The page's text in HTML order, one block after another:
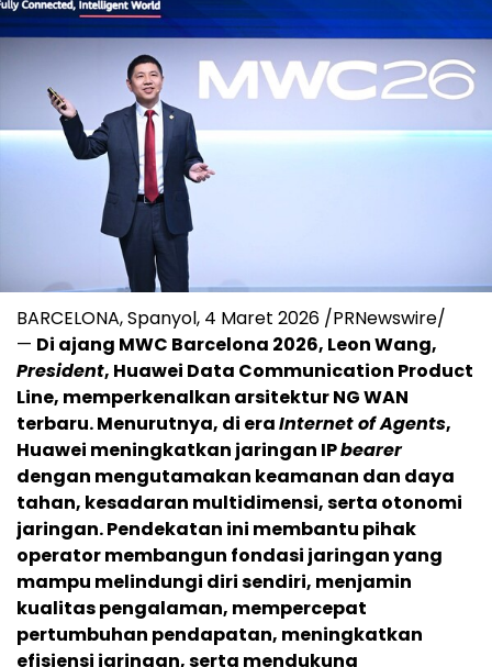
BARCELONA, Spanyol, 4 Maret 2026 /PRNewswire/
— Di ajang MWC Barcelona 2026, Leon Wang,
President, Huawei Data Communication Product
Line, memperkenalkan arsitektur NG WAN
terbaru. Menurutnya, di eraInternet of Agents,
Huawei meningkatkan jaringan IPbearer
dengan mengutamakan keamanan dan daya
tahan, kesadaran multidimensi, serta otonomi
jaringan. Pendekatan ini membantu pihak
operator membangun fondasi jaringan yang
mampu melindungi diri sendiri, menjamin
kualitas pengalaman, mempercepat
pertumbuhan pendapatan, meningkatkan
efisiensi jaringan, serta mendukung